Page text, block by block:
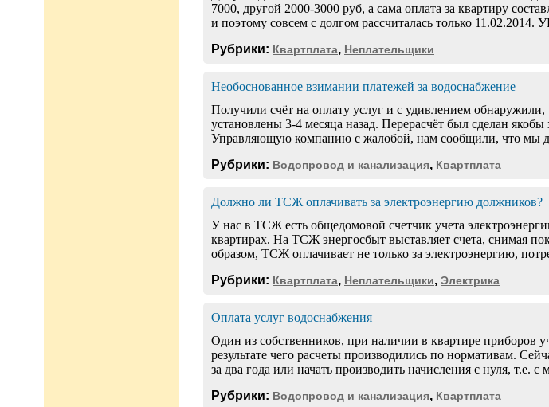
7000, другой 2000-3000 руб, а сама оплата за квартиру
и поэтому совсем с долгом рассчиталась только 11.02.2014.
Рубрики: Квартплата, Неплательщики
Необоснованное взимании платежей за водоснабжение
Получили счёт на оплату услуг и с удивлением
установлены 3-4 месяца назад. Перерасчёт был сделан
Управляющую компанию с жалобой, нам сообщили, что мы
Рубрики: Водопровод и канализация, Квартплата
Должно ли ТСЖ оплачивать за электроэнергию должников?
У нас в ТСЖ есть общедомовой счетчик учета
квартирах. На ТСЖ энергосбыт выставляет счета, снимая
образом, ТСЖ оплачивает не только за электроэнергию,
Рубрики: Квартплата, Неплательщики, Электрика
Оплата услуг водоснабжения
Один из собственников, при наличии в квартире приборов
результате чего расчеты производились по нормативам.
за два года или начать производить начисления с нуля, т.е. с
Рубрики: Водопровод и канализация, Квартплата